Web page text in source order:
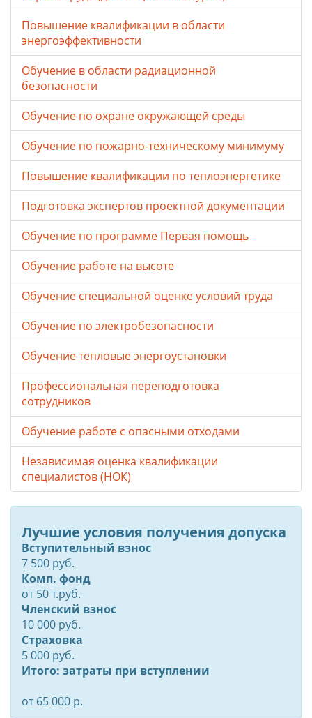
Повышение квалификации в области
энергоэффективности
Обучение в области радиационной
безопасности
Обучение по охране окружающей среды
Обучение по пожарно-техническому минимуму
Повышение квалификации по теплоэнергетике
Подготовка экспертов проектной документации
Обучение по программе Первая помощь
Обучение работе на высоте
Обучение специальной оценке условий труда
Обучение по электробезопасности
Обучение тепловые энергоустановки
Профессиональная переподготовка
сотрудников
Обучение работе с опасными отходами
Независимая оценка квалификации
специалистов (НОК)
Лучшие условия получения допуска
Вступительный взнос
7 500 руб.
Комп. фонд
от50т.руб.
Членский взнос
10 000 руб.
Страховка
5 000 руб.
Итого: затраты при вступлении
от 65 000 р.